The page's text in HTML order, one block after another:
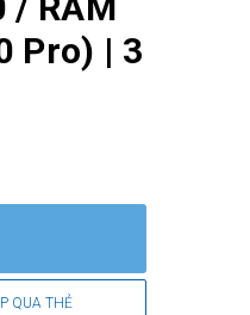
Pro) | 3
QUA THẺ